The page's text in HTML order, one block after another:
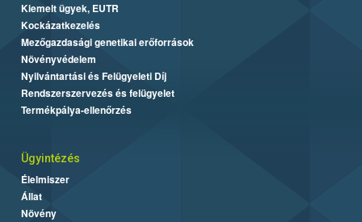
Kiemelt ügyek, EUTR
Kockázatkezelés
Mezőgazdasági genetikai erőforrások
Növényvédelem
Nyilvántartási és Felügyeleti Díj
Rendszerszervezés és felügyelet
Termékpálya-ellenőrzés
Ügyintézés
Élelmiszer
Állat
Növény